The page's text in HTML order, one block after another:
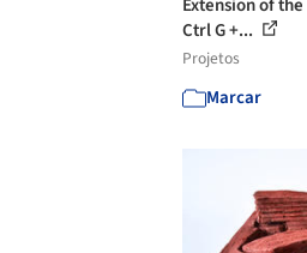
Ctrl G +...
Projetos
Marcar